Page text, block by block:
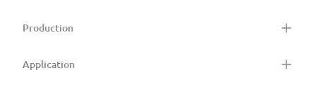
Production
Application